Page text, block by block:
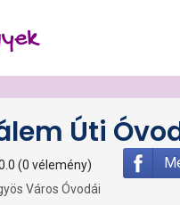
Úti
(0 vélemény)
Város Óvodái